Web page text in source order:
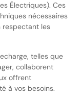
Électriques). Ces
nécessaires
respectant les
telles que
collaborent
offrent
à vos besoins.